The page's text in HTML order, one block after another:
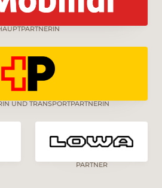
UND TRANSPORTPARTNERIN
PARTNER